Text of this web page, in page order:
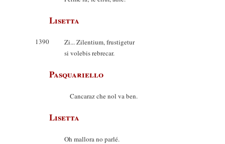
Lisetta
1390
Zi... Zilentium, frustigetur
si volebis rebrecar.
Pasquariello
Cancaraz che nol va ben.
Lisetta
Oh mallora no parlé.